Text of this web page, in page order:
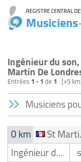
REGISTRE CENTRAL
Musiciens
Ingénieur du
Martin De
Entrées1 - 1de 1 [+5
Musiciens
0 km
St Martin De Londres
Ingénieur du son/ Mixeur